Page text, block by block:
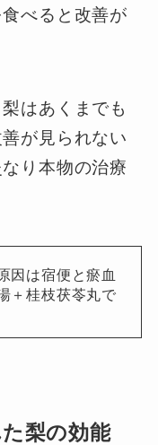
べると改善が
はあくまでも
が見られない
り本物の治療
因は宿便と瘀血
＋桂枝茯苓丸で
梨の効能